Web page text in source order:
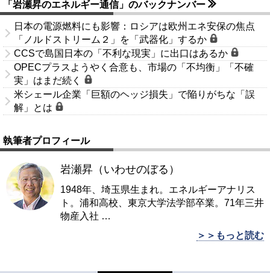
「岩瀬昇のエネルギー通信」のバックナンバー
日本の電源燃料にも影響：ロシアは欧州エネ安保の焦点
「ノルドストリーム２」を「武器化」するか
CCSで島国日本の「不利な現実」に出口はあるか
OPECプラスようやく合意も、市場の「不均衡」「不確
実」はまだ続く
米シェール企業「巨額のヘッジ損失」で陥りがちな「誤
解」とは
執筆者プロフィール
岩瀬昇（いわせのぼる）
1948年、埼玉県生まれ。エネルギーアナリス
ト。浦和高校、東京大学法学部卒業。71年三井
物産入社 …
＞＞もっと読む